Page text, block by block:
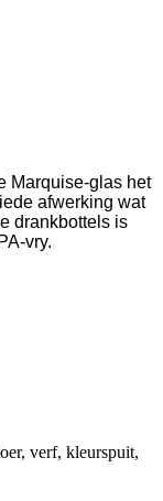
Marquise-glas het
afwerking wat
drankbottels is
vry.
verf, kleurspuit,